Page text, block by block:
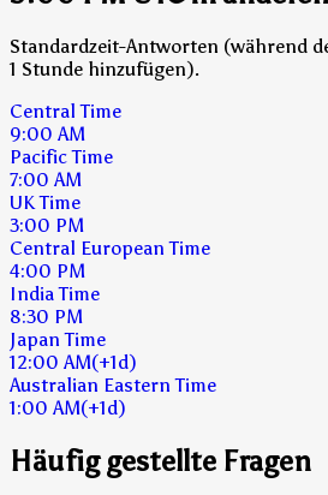
Standardzeit-Antworten (während
1 Stunde hinzufügen).
Central Time
9:00 AM
Pacific Time
7:00 AM
UK Time
3:00 PM
Central European Time
4:00 PM
India Time
8:30 PM
Japan Time
12:00 AM(+1d)
Australian Eastern Time
1:00 AM(+1d)
Häufig gestellte Fragen